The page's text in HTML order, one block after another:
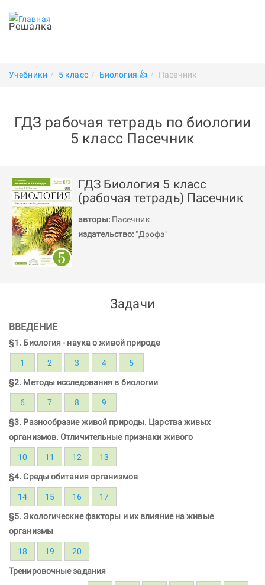
Решалка
Учебники 5 класс Биология 👍 Пасечник
ГДЗ рабочая тетрадь по биологии
5 класс Пасечник
ГДЗ Биология 5 класс
(рабочая тетрадь) Пасечник
авторы: Пасечник.
издательство: "Дрофа"
Задачи
ВВЕДЕНИЕ
§1. Биология - наука о живой природе
1 2 3 4 5
§2. Методы исследования в биологии
6 7 8 9
§3. Разнообразие живой природы. Царства живых
организмов. Отличительные признаки живого
10 11 12 13
§4. Среды обитания организмов
14 15 16 17
§5. Экологические факторы и их влияние на живые
организмы
18 19 20
Тренировочные задания